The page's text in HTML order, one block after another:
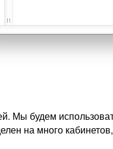
Мы будем
на много